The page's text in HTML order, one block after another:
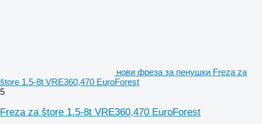
нови фреза за пенушки Freza za
štore 1.5-8t VRE360,470 EuroForest
5
Freza za štore 1.5-8t VRE360,470 EuroForest